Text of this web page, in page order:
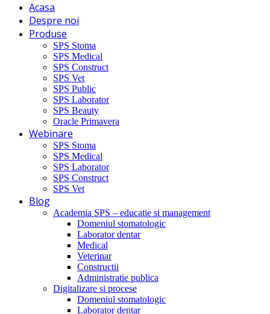
Acasa
Despre noi
Produse
SPS Stoma
SPS Medical
SPS Construct
SPS Vet
SPS Public
SPS Laborator
SPS Beauty
Oracle Primavera
Webinare
SPS Stoma
SPS Medical
SPS Laborator
SPS Construct
SPS Vet
Blog
Academia SPS – educatie si management
Domeniul stomatologic
Laborator dentar
Medical
Veterinar
Constructii
Administratie publica
Digitalizare si procese
Domeniul stomatologic
Laborator dentar